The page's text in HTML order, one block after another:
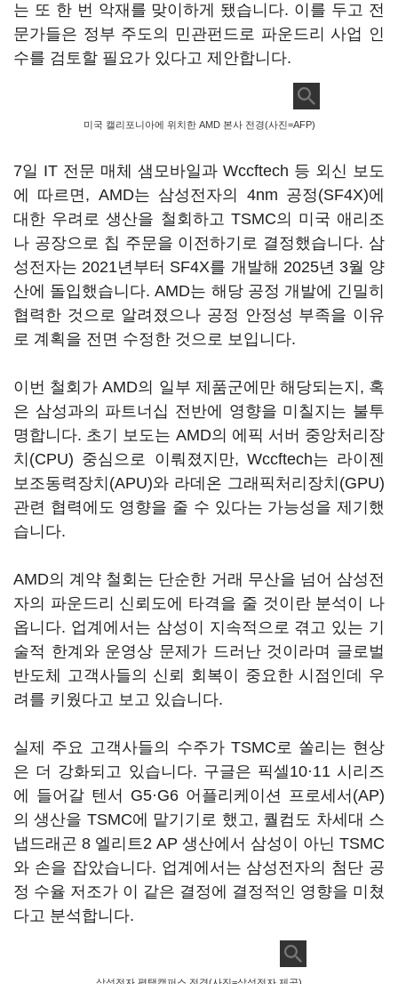
는 또 한 번 악재를 맞이하게 됐습니다. 이를 두고 전
문가들은 정부 주도의 민관펀드로 파운드리 사업 인
수를 검토할 필요가 있다고 제안합니다.
미국 캘리포니아에 위치한 AMD 본사 전경(사진=AFP)
7일 IT 전문 매체 샘모바일과 Wccftech 등 외신 보도
에 따르면, AMD는 삼성전자의 4nm 공정(SF4X)에
대한 우려로 생산을 철회하고 TSMC의 미국 애리조
나 공장으로 칩 주문을 이전하기로 결정했습니다. 삼
성전자는 2021년부터 SF4X를 개발해 2025년 3월 양
산에 돌입했습니다. AMD는 해당 공정 개발에 긴밀히
협력한 것으로 알려졌으나 공정 안정성 부족을 이유
로 계획을 전면 수정한 것으로 보입니다.
이번 철회가 AMD의 일부 제품군에만 해당되는지, 혹
은 삼성과의 파트너십 전반에 영향을 미칠지는 불투
명합니다. 초기 보도는 AMD의 에픽 서버 중앙처리장
치(CPU) 중심으로 이뤄졌지만, Wccftech는 라이젠
보조동력장치(APU)와 라데온 그래픽처리장치(GPU)
관련 협력에도 영향을 줄 수 있다는 가능성을 제기했
습니다.
AMD의 계약 철회는 단순한 거래 무산을 넘어 삼성전
자의 파운드리 신뢰도에 타격을 줄 것이란 분석이 나
옵니다. 업계에서는 삼성이 지속적으로 겪고 있는 기
술적 한계와 운영상 문제가 드러난 것이라며 글로벌
반도체 고객사들의 신뢰 회복이 중요한 시점인데 우
려를 키웠다고 보고 있습니다.
실제 주요 고객사들의 수주가 TSMC로 쏠리는 현상
은 더 강화되고 있습니다. 구글은 픽셀10·11 시리즈
에 들어갈 텐서 G5·G6 어플리케이션 프로세서(AP)
의 생산을 TSMC에 맡기기로 했고, 퀄컴도 차세대 스
냅드래곤 8 엘리트2 AP 생산에서 삼성이 아닌 TSMC
와 손을 잡았습니다. 업계에서는 삼성전자의 첨단 공
정 수율 저조가 이 같은 결정에 결정적인 영향을 미쳤
다고 분석합니다.